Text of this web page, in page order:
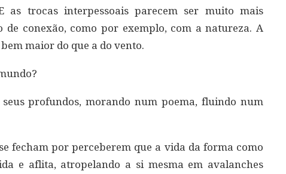
as trocas interpessoais parecem ser muito mais
conexão, como por exemplo, com a natureza. A
maior do que a do vento.
profundos, morando num poema, fluindo num
fecham por perceberem que a vida da forma como
e aflita, atropelando a si mesma em avalanches